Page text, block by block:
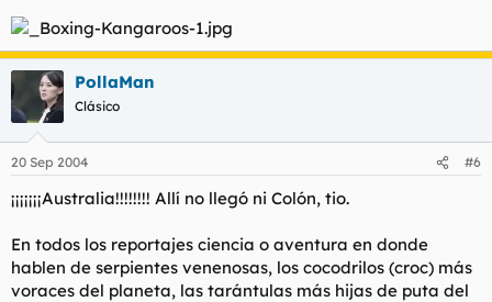
PollaMan
Clásico
20 Sep 2004 #6
¡¡¡¡¡¡¡Australia!!!!!!!! Allí no llegó ni Colón, tio.
En todos los reportajes ciencia o aventura en donde
hablen de serpientes venenosas, los cocodrilos (croc) más
voraces del planeta, las tarántulas más hijas de puta del